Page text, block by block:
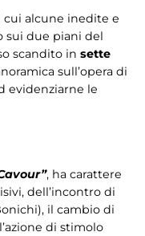
cui alcune inedite e
sui due piani del
scandito in sette
sull’opera di
evidenziarne le
, ha carattere
dell’incontro di
il cambio di
di stimolo